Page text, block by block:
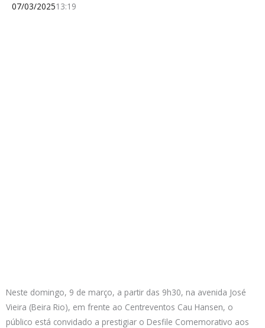
07/03/202513:19
Neste domingo, 9 de março, a partir das 9h30, na avenida José
Vieira (Beira Rio), em frente ao Centreventos Cau Hansen, o
público está convidado a prestigiar o Desfile Comemorativo aos